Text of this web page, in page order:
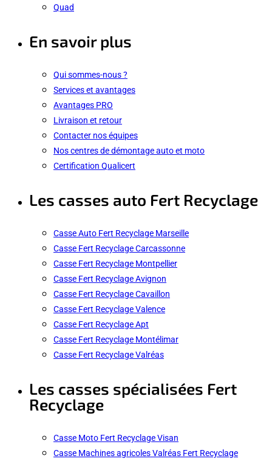
Quad
En savoir plus
Qui sommes-nous ?
Services et avantages
Avantages PRO
Livraison et retour
Contacter nos équipes
Nos centres de démontage auto et moto
Certification Qualicert
Les casses auto Fert Recyclage
Casse Auto Fert Recyclage Marseille
Casse Fert Recyclage Carcassonne
Casse Fert Recyclage Montpellier
Casse Fert Recyclage Avignon
Casse Fert Recyclage Cavaillon
Casse Fert Recyclage Valence
Casse Fert Recyclage Apt
Casse Fert Recyclage Montélimar
Casse Fert Recyclage Valréas
Les casses spécialisées Fert
Recyclage
Casse Moto Fert Recyclage Visan
Casse Machines agricoles Valréas Fert Recyclage